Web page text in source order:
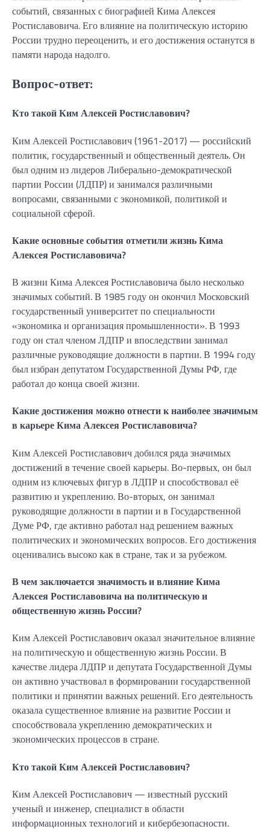
событий, связанных с биографией Кима Алексея
Ростиславовича. Его влияние на политическую историю
России трудно переоценить, и его достижения останутся в
памяти народа надолго.
Вопрос-ответ:
Кто такой Ким Алексей Ростиславович?
Ким Алексей Ростиславович (1961-2017) — российский
политик, государственный и общественный деятель. Он
был одним из лидеров Либерально-демократической
партии России (ЛДПР) и занимался различными
вопросами, связанными с экономикой, политикой и
социальной сферой.
Какие основные события отметили жизнь Кима
Алексея Ростиславовича?
В жизни Кима Алексея Ростиславовича было несколько
значимых событий. В 1985 году он окончил Московский
государственный университет по специальности
«экономика и организация промышленности». В 1993
году он стал членом ЛДПР и впоследствии занимал
различные руководящие должности в партии. В 1994 году
был избран депутатом Государственной Думы РФ, где
работал до конца своей жизни.
Какие достижения можно отнести к наиболее значимым
в карьере Кима Алексея Ростиславовича?
Ким Алексей Ростиславович добился ряда значимых
достижений в течение своей карьеры. Во-первых, он был
одним из ключевых фигур в ЛДПР и способствовал её
развитию и укреплению. Во-вторых, он занимал
руководящие должности в партии и в Государственной
Думе РФ, где активно работал над решением важных
политических и экономических вопросов. Его достижения
оценивались высоко как в стране, так и за рубежом.
В чем заключается значимость и влияние Кима
Алексея Ростиславовича на политическую и
общественную жизнь России?
Ким Алексей Ростиславович оказал значительное влияние
на политическую и общественную жизнь России. В
качестве лидера ЛДПР и депутата Государственной Думы
он активно участвовал в формировании государственной
политики и принятии важных решений. Его деятельность
оказала существенное влияние на развитие России и
способствовала укреплению демократических и
экономических процессов в стране.
Кто такой Ким Алексей Ростиславович?
Ким Алексей Ростиславович — известный русский
ученый и инженер, специалист в области
информационных технологий и кибербезопасности.